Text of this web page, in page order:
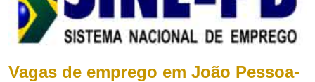
Vagas de emprego em João Pessoa-